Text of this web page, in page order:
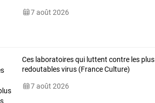
7 août 2026
Ces laboratoires qui luttent contre les plus
redoutables virus (France Culture)
7 août 2026